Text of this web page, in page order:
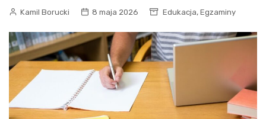
Kamil Borucki 8 maja 2026 Edukacja, Egzaminy